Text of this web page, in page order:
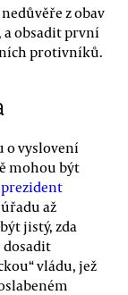
z obav
a obsadit první
protivníků.
o vyslovení
mohou být
prezident
až
jistý, zda
dosadit
vládu, jež